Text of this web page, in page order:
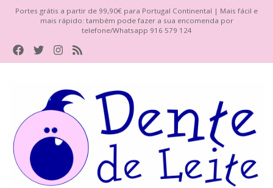
Portes grátis a partir de 99,90€ para Portugal Continental | Mais fácil e
mais rápido: também pode fazer a sua encomenda por
telefone/Whatsapp 916 579 124